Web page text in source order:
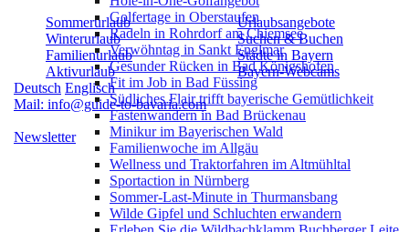
Sommerurlaub
Winterurlaub
Familienurlaub
Aktivurlaub
Urlaubsangebote
Suchen & Buchen
Städte in Bayern
Bayern-Webcams
Deutsch Englisch
Mail: info@guide-to-bavaria.com
Newsletter
Golfertage in Oberstaufen
Radeln in Rohrdorf am Chiemsee
Verwöhntag in Sankt Englmar
Gesunder Rücken in Bad Königshofen
Fit im Job in Bad Füssing
Südliches Flair trifft bayerische Gemütlichkeit
Fastenwandern in Bad Brückenau
Minikur im Bayerischen Wald
Familienwoche im Allgäu
Wellness und Traktorfahren im Altmühltal
Sportaction in Nürnberg
Sommer-Last-Minute in Thurmansbang
Wilde Gipfel und Schluchten erwandern